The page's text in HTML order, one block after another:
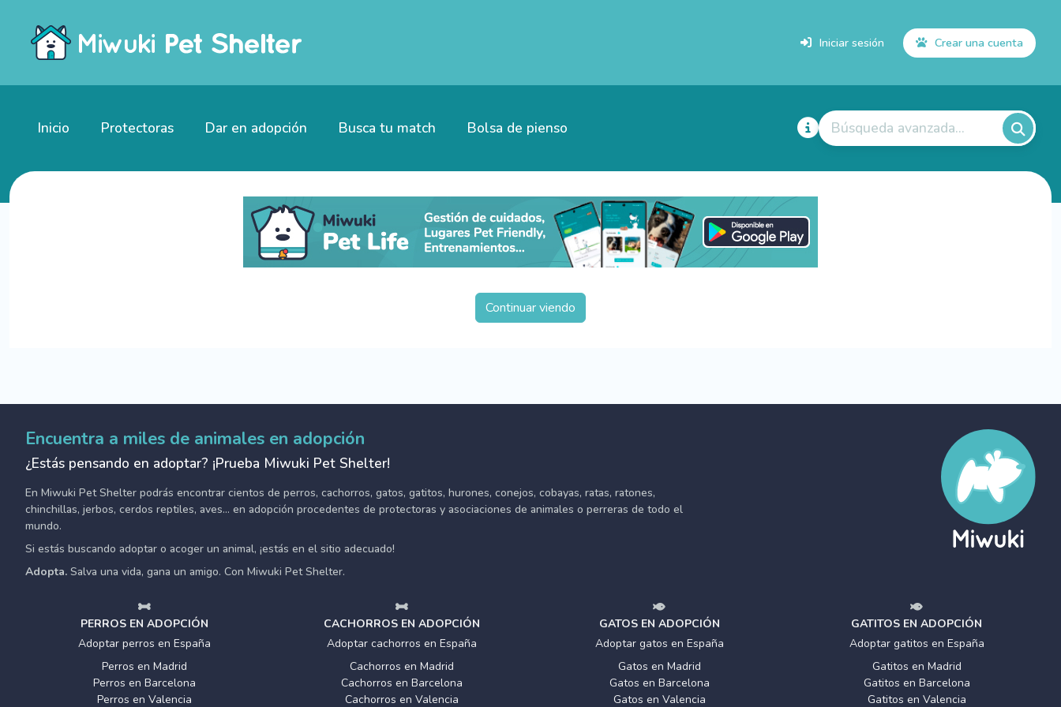
Iniciar sesión Crear una cuenta
Inicio Protectoras Dar en adopción Busca tu match Bolsa de pienso Búsqueda avanzada...
Continuar viendo
Encuentra a miles de animales en adopción
¿Estás pensando en adoptar? ¡Prueba Miwuki Pet Shelter!
En Miwuki Pet Shelter podrás encontrar cientos de perros, cachorros, gatos, gatitos, hurones, conejos, cobayas, ratas, ratones,
chinchillas, jerbos, cerdos reptiles, aves... en adopción procedentes de protectoras y asociaciones de animales o perreras de todo el
mundo.
Si estás buscando adoptar o acoger un animal, ¡estás en el sitio adecuado!
Adopta. Salva una vida, gana un amigo. Con Miwuki Pet Shelter.
PERROS EN ADOPCIÓN
Adoptar perros en España
Perros en Madrid
Perros en Barcelona
Perros en Valencia
CACHORROS EN ADOPCIÓN
Adoptar cachorros en España
Cachorros en Madrid
Cachorros en Barcelona
Cachorros en Valencia
GATOS EN ADOPCIÓN
Adoptar gatos en España
Gatos en Madrid
Gatos en Barcelona
Gatos en Valencia
GATITOS EN ADOPCIÓN
Adoptar gatitos en España
Gatitos en Madrid
Gatitos en Barcelona
Gatitos en Valencia